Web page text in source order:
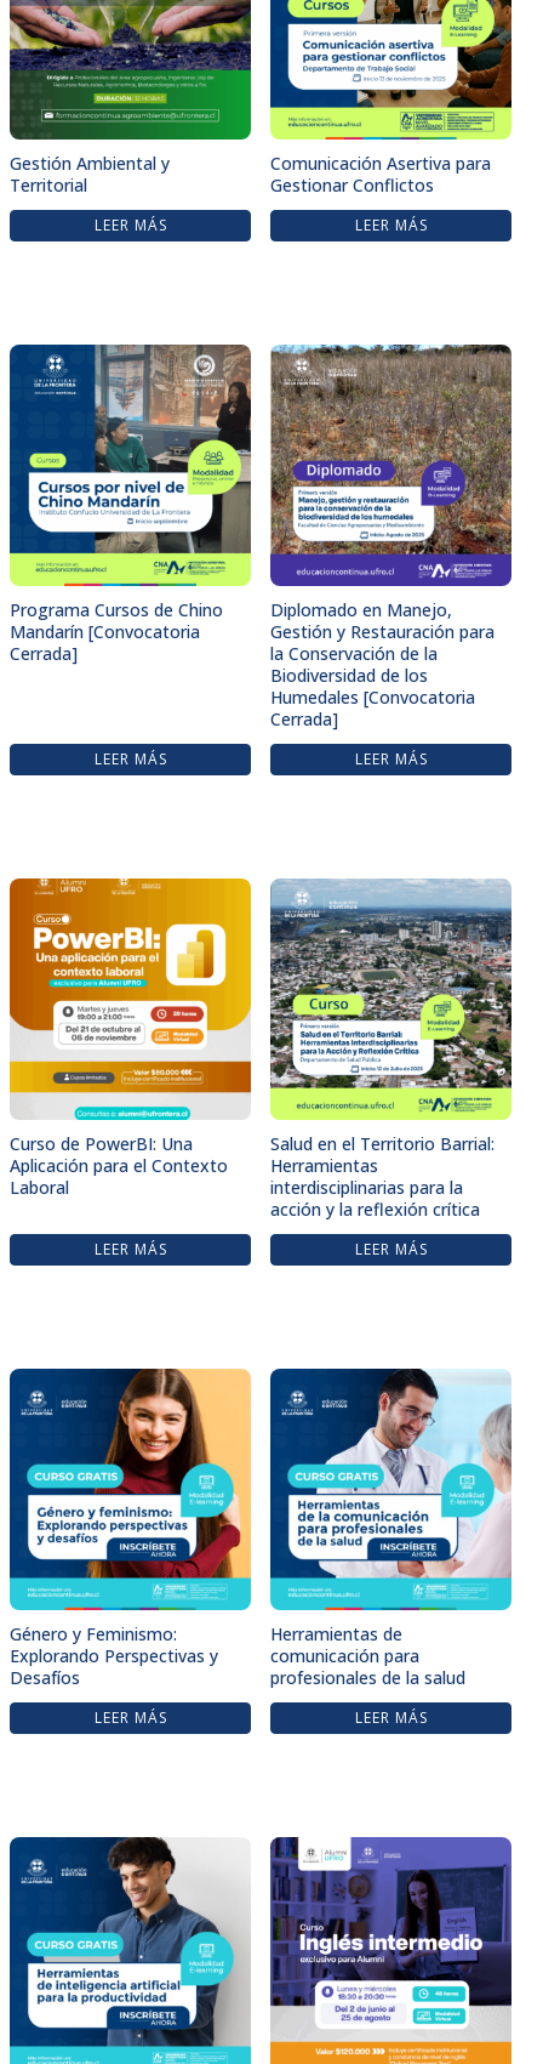
Gestión Ambiental y
Territorial
LEER MÁS
Comunicación Asertiva para
Gestionar Conflictos
LEER MÁS
Programa Cursos de Chino
Mandarín [Convocatoria
Cerrada]
LEER MÁS
Diplomado en Manejo,
Gestión y Restauración para
la Conservación de la
Biodiversidad de los
Humedales [Convocatoria
Cerrada]
LEER MÁS
Curso de PowerBI: Una
Aplicación para el Contexto
Laboral
LEER MÁS
Salud en el Territorio Barrial:
Herramientas
interdisciplinarias para la
acción y la reflexión crítica
LEER MÁS
Género y Feminismo:
Explorando Perspectivas y
Desafíos
LEER MÁS
Herramientas de
comunicación para
profesionales de la salud
LEER MÁS